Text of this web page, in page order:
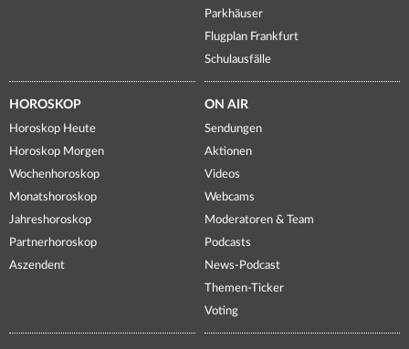
Parkhäuser
Flugplan Frankfurt
Schulausfälle
HOROSKOP
Horoskop Heute
Horoskop Morgen
Wochenhoroskop
Monatshoroskop
Jahreshoroskop
Partnerhoroskop
Aszendent
ON AIR
Sendungen
Aktionen
Videos
Webcams
Moderatoren & Team
Podcasts
News-Podcast
Themen-Ticker
Voting